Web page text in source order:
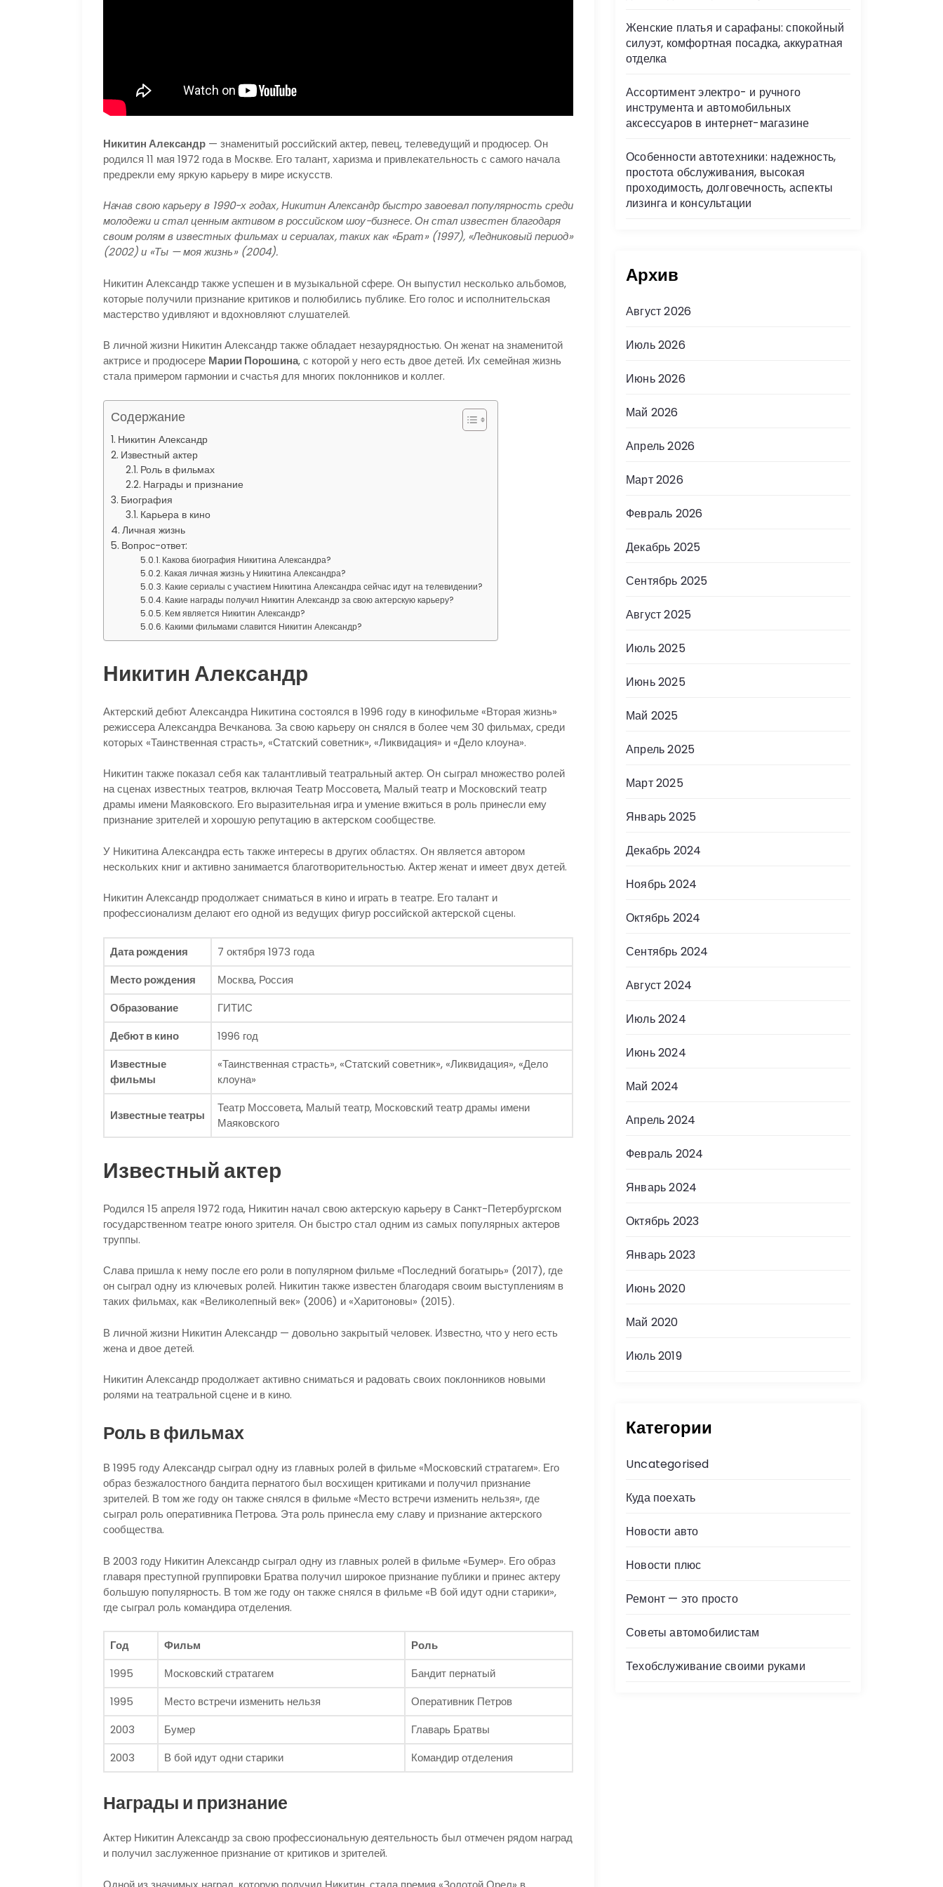
Никитин Александр — знаменитый российский актер, певец, телеведущий и продюсер. Он
родился 11 мая 1972 года в Москве. Его талант, харизма и привлекательность с самого начала
предрекли ему яркую карьеру в мире искусств.
Начав свою карьеру в 1990-х годах, Никитин Александр быстро завоевал популярность среди
молодежи и стал ценным активом в российском шоу-бизнесе. Он стал известен благодаря
своим ролям в известных фильмах и сериалах, таких как «Брат» (1997), «Ледниковый период»
(2002) и «Ты — моя жизнь» (2004).
Никитин Александр также успешен и в музыкальной сфере. Он выпустил несколько альбомов,
которые получили признание критиков и полюбились публике. Его голос и исполнительская
мастерство удивляют и вдохновляют слушателей.
В личной жизни Никитин Александр также обладает незаурядностью. Он женат на знаменитой
актрисе и продюсере Марии Порошина, с которой у него есть двое детей. Их семейная жизнь
стала примером гармонии и счастья для многих поклонников и коллег.
Содержание
Никитин Александр
Известный актер
Роль в фильмах
Награды и признание
Биография
Карьера в кино
Личная жизнь
Вопрос-ответ:
Какова биография Никитина Александра?
Какая личная жизнь у Никитина Александра?
Какие сериалы с участием Никитина Александра сейчас идут на телевидении?
Какие награды получил Никитин Александр за свою актерскую карьеру?
Кем является Никитин Александр?
Какими фильмами славится Никитин Александр?
Никитин Александр
Актерский дебют Александра Никитина состоялся в 1996 году в кинофильме «Вторая жизнь»
режиссера Александра Вечканова. За свою карьеру он снялся в более чем 30 фильмах, среди
которых «Таинственная страсть», «Статский советник», «Ликвидация» и «Дело клоуна».
Никитин также показал себя как талантливый театральный актер. Он сыграл множество ролей
на сценах известных театров, включая Театр Моссовета, Малый театр и Московский театр
драмы имени Маяковского. Его выразительная игра и умение вжиться в роль принесли ему
признание зрителей и хорошую репутацию в актерском сообществе.
У Никитина Александра есть также интересы в других областях. Он является автором
нескольких книг и активно занимается благотворительностью. Актер женат и имеет двух детей.
Никитин Александр продолжает сниматься в кино и играть в театре. Его талант и
профессионализм делают его одной из ведущих фигур российской актерской сцены.
Дата рождения
7 октября 1973 года
Место рождения
Москва, Россия
Образование
ГИТИС
Дебют в кино
1996 год
Известные
фильмы
«Таинственная страсть», «Статский советник», «Ликвидация», «Дело
клоуна»
Известные театры
Театр Моссовета, Малый театр, Московский театр драмы имени
Маяковского
Известный актер
Родился 15 апреля 1972 года, Никитин начал свою актерскую карьеру в Санкт-Петербургском
государственном театре юного зрителя. Он быстро стал одним из самых популярных актеров
труппы.
Слава пришла к нему после его роли в популярном фильме «Последний богатырь» (2017), где
он сыграл одну из ключевых ролей. Никитин также известен благодаря своим выступлениям в
таких фильмах, как «Великолепный век» (2006) и «Харитоновы» (2015).
В личной жизни Никитин Александр — довольно закрытый человек. Известно, что у него есть
жена и двое детей.
Никитин Александр продолжает активно сниматься и радовать своих поклонников новыми
ролями на театральной сцене и в кино.
Роль в фильмах
В 1995 году Александр сыграл одну из главных ролей в фильме «Московский стратагем». Его
образ безжалостного бандита пернатого был восхищен критиками и получил признание
зрителей. В том же году он также снялся в фильме «Место встречи изменить нельзя», где
сыграл роль оперативника Петрова. Эта роль принесла ему славу и признание актерского
сообщества.
В 2003 году Никитин Александр сыграл одну из главных ролей в фильме «Бумер». Его образ
главаря преступной группировки Братва получил широкое признание публики и принес актеру
большую популярность. В том же году он также снялся в фильме «В бой идут одни старики»,
где сыграл роль командира отделения.
Год Фильм
Роль
1995
Московский стратагем
Бандит пернатый
1995
Место встречи изменить нельзя
Оперативник Петров
2003
Бумер
Главарь Братвы
2003
В бой идут одни старики Командир отделения
Награды и признание
Актер Никитин Александр за свою профессиональную деятельность был отмечен рядом наград
и получил заслуженное признание от критиков и зрителей.
Женские платья и сарафаны: спокойный
силуэт, комфортная посадка, аккуратная
отделка
Ассортимент электро- и ручного
инструмента и автомобильных
аксессуаров в интернет-магазине
Особенности автотехники: надежность,
простота обслуживания, высокая
проходимость, долговечность, аспекты
лизинга и консультации
Архив
Август 2026
Июль 2026
Июнь 2026
Май 2026
Апрель 2026
Март 2026
Февраль 2026
Декабрь 2025
Сентябрь 2025
Август 2025
Июль 2025
Июнь 2025
Май 2025
Апрель 2025
Март 2025
Январь 2025
Декабрь 2024
Ноябрь 2024
Октябрь 2024
Сентябрь 2024
Август 2024
Июль 2024
Июнь 2024
Май 2024
Апрель 2024
Февраль 2024
Январь 2024
Октябрь 2023
Январь 2023
Июнь 2020
Май 2020
Июль 2019
Категории
Uncategorised
Куда поехать
Новости авто
Новости плюс
Ремонт — это просто
Советы автомобилистам
Техобслуживание своими руками